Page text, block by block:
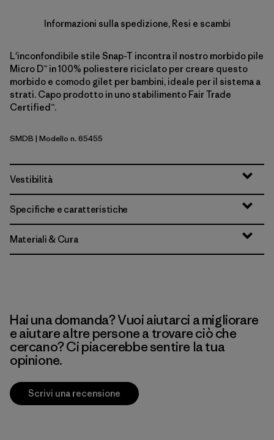
Informazioni sulla spedizione, Resi e scambi
L'inconfondibile stile Snap-T incontra il nostro morbido pile
Micro D™ in 100% poliestere riciclato per creare questo
morbido e comodo gilet per bambini, ideale per il sistema a
strati. Capo prodotto in uno stabilimento Fair Trade
Certified™.
Smolder Blue
SMDB | Modello n. 65455
Vestibilità
Specifiche e caratteristiche
Materiali & Cura
Hai una domanda? Vuoi aiutarci a migliorare
e aiutare altre persone a trovare ciò che
cercano? Ci piacerebbe sentire la tua
opinione.
Scrivi una recensione